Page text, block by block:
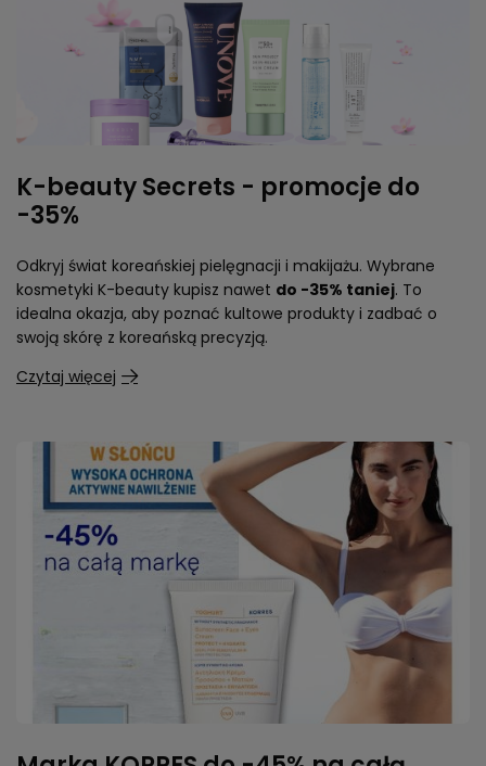
K-beauty Secrets - promocje do
-35%
Odkryj świat koreańskiej pielęgnacji i makijażu. Wybrane
kosmetyki K-beauty kupisz nawet do -35% taniej. To
idealna okazja, aby poznać kultowe produkty i zadbać o
swoją skórę z koreańską precyzją.
Czytaj więcej